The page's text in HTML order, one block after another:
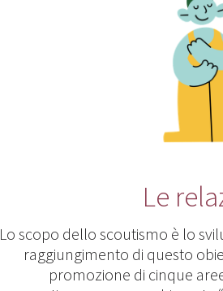
Le
Lo scopo dello scoutismo è lo
raggiungimento di questo
promozione di cinque